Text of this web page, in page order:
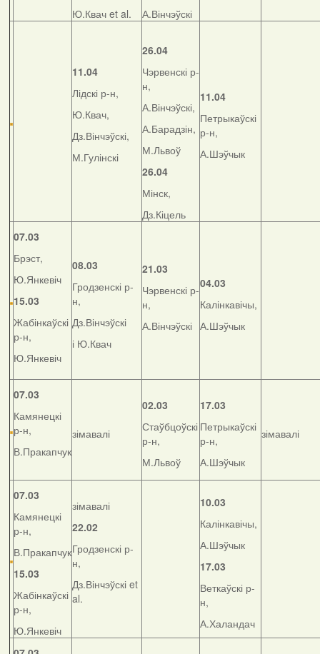
Ю.Квач et al.
А.Вінчэўскі
11.04
Лідскі р-н,
Ю.Квач,
Дз.Вінчэўскі,
М.Гулінскі
26.04
Чэрвенскі р-
н,
А.Вінчэўскі,
А.Барадзін,
М.Львоў
26.04
Мінск,
Дз.Кіцель
11.04
Петрыкаўскі
р-н,
А.Шэўчык
07.03
Брэст,
Ю.Янкевіч
15.03
Жабінкаўскі
р-н,
Ю.Янкевіч
08.03
Гродзенскі р-
н,
Дз.Вінчэўскі
і Ю.Квач
21.03
Чэрвенскі р-
н,
А.Вінчэўскі
04.03
Калінкавічы,
А.Шэўчык
07.03
Камянецкі
р-н,
В.Пракапчук
зімавалі
02.03
Стаўбцоўскі
р-н,
М.Львоў
17.03
Петрыкаўскі
р-н,
А.Шэўчык
зімавалі
07.03
Камянецкі
р-н,
В.Пракапчук
15.03
Жабінкаўскі
р-н,
Ю.Янкевіч
зімавалі
22.02
Гродзенскі р-
н,
Дз.Вінчэўскі et
al.
10.03
Калінкавічы,
А.Шэўчык
17.03
Веткаўскі р-
н,
А.Халандач